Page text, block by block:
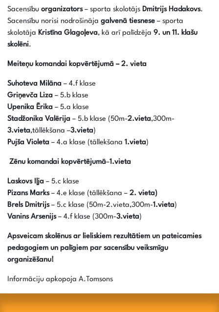
Sacensību organizators– sporta skolotājs Dmitrijs Hadakovs.
Sacensību norisi nodrošināja galvenā tiesnese – sporta
skolotāja Kristīna Glagoļeva, kā arī palīdzēja 9. un 11. klašu
skolēni.
Meiteņu komandai kopvērtējumā – 2. vieta
Suhoteva Milāna – 4.f klase
Griņevča Liza – 5.b klase
Upenika Ērika – 5.a klase
Stadžonika Valērija – 5.b klase (50m-2.vieta,300m-
3.vieta,tāllēkšana –3.vieta)
Pujša Violeta – 4.a klase (tāllekšana 1.vieta)
Zēnu komandai kopvērtējumā–1.vieta
Laskovs Iļja – 5.c klase
Pizans Marks– 4.e klase (tāllēkšana – 2. vieta)
Brels Dmitrijs– 5.c klase (50m-2.vieta,300m-1.vieta)
Vanins Arsenijs– 4.f klase (300m-3.vieta)
Apsveicam skolēnus ar lieliskiem rezultātiem un pateicamies
pedagogiem un palīgiem par sacensību veiksmīgu
organizēšanu!
Informāciju apkopoja A.Tomsons